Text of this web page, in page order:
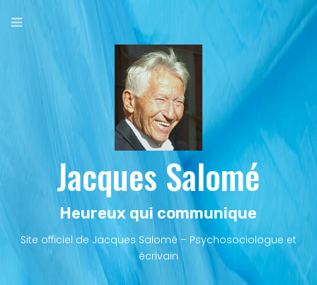
au
Jacques Salomé
Heureux qui communique
Site officiel de Jacques Salomé – Psychosociologue et
écrivain